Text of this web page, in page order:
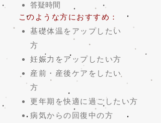
答疑時間
このような方におすすめ：
基礎体温をアップしたい
方
妊娠力をアップしたい方
産前・産後ケアをしたい
方
更年期を快適に過ごしたい方
病気からの回復中の方